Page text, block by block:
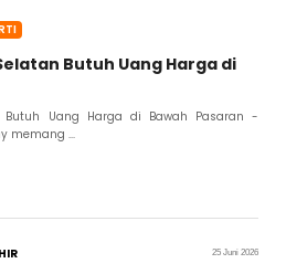
Butuh Uang Harga di
Uang Harga di Bawah Pasaran -
memang ...
25 Juni 2026